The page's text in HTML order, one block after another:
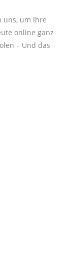
uns, um Ihre
online ganz
– Und das